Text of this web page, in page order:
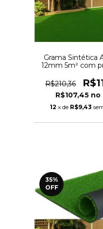
Grama Sintética
12mm 5m² com
2,50m
R$210,36
R$107,45
12 x de R$9,43
35%
OFF